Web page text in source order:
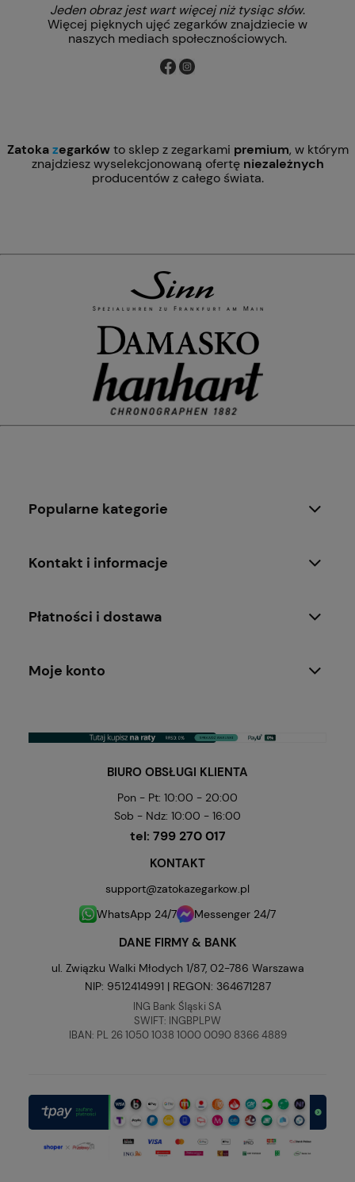
Jeden obraz jest wart więcej niż tysiąc słów.
Więcej pięknych ujęć zegarków znajdziecie w
naszych mediach społecznościowych.
Zatokazegarkówto sklep z zegarkami premium, w którym
znajdziesz wyselekcjonowaną ofertę niezależnych
producentów z całego świata.
Popularne kategorie
Kontakt i informacje
Płatności i dostawa
Moje konto
BIURO OBSŁUGI KLIENTA
Pon - Pt: 10:00 - 20:00
Sob - Ndz: 10:00 - 16:00
tel: 799 270 017
KONTAKT
support@zatokazegarkow.pl
WhatsApp 24/7
Messenger 24/7
DANE FIRMY & BANK
ul. Związku Walki Młodych 1/87, 02-786 Warszawa
NIP: 9512414991 | REGON: 364671287
ING Bank Śląski SA
SWIFT: INGBPLPW
IBAN: PL 26 1050 1038 1000 0090 8366 4889